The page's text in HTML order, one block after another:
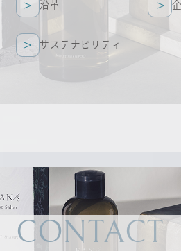
沿革
沿革
サステナビリティ
サステナビリティ
CONTACT